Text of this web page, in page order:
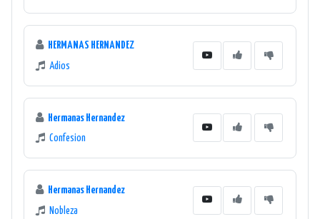
HERMANAS HERNANDEZ
Adios
Hermanas Hernandez
Confesion
Hermanas Hernandez
Nobleza